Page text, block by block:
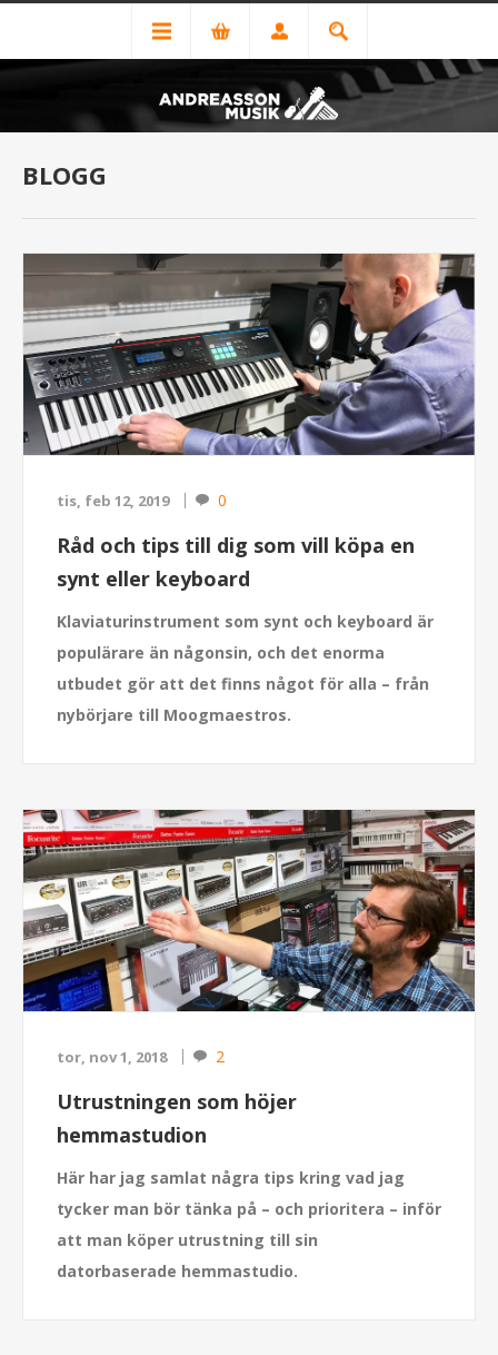
BLOGG
tis, feb 12, 2019 0
Råd och tips till dig som vill köpa en
synt eller keyboard
Klaviaturinstrument som synt och keyboard är
populärare än någonsin, och det enorma
utbudet gör att det finns något för alla – från
nybörjare till Moogmaestros.
tor, nov 1, 2018 2
Utrustningen som höjer
hemmastudion
Här har jag samlat några tips kring vad jag
tycker man bör tänka på – och prioritera – inför
att man köper utrustning till sin
datorbaserade hemmastudio.